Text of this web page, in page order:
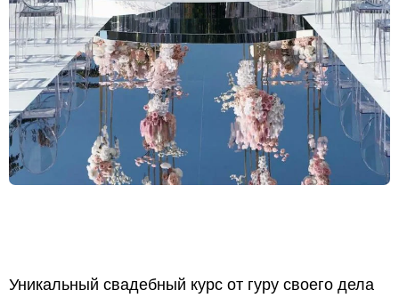
Уникальный свадебный курс от гуру своего дела